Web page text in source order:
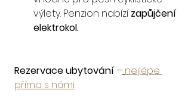
výlety. Penzion nabízí zapůjčení
elektrokol.
Rezervace ubytování – nejlépe
přímo s námi.